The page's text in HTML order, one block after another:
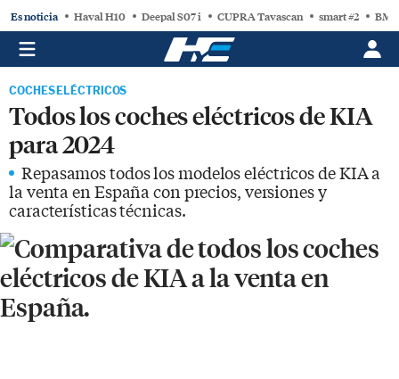
Es noticia Haval H10 Deepal S07 i CUPRA Tavascan smart #2
COCHES ELÉCTRICOS
Todos los coches eléctricos de KIA
para 2024
Repasamos todos los modelos eléctricos de KIA a
la venta en España con precios, versiones y
características técnicas.